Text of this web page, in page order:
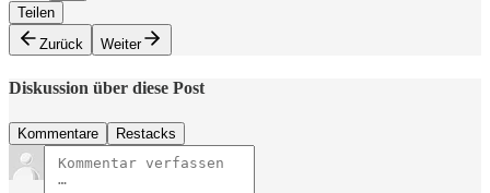
Teilen
Zurück
Weiter
Diskussion über diese Post
Kommentare Restacks